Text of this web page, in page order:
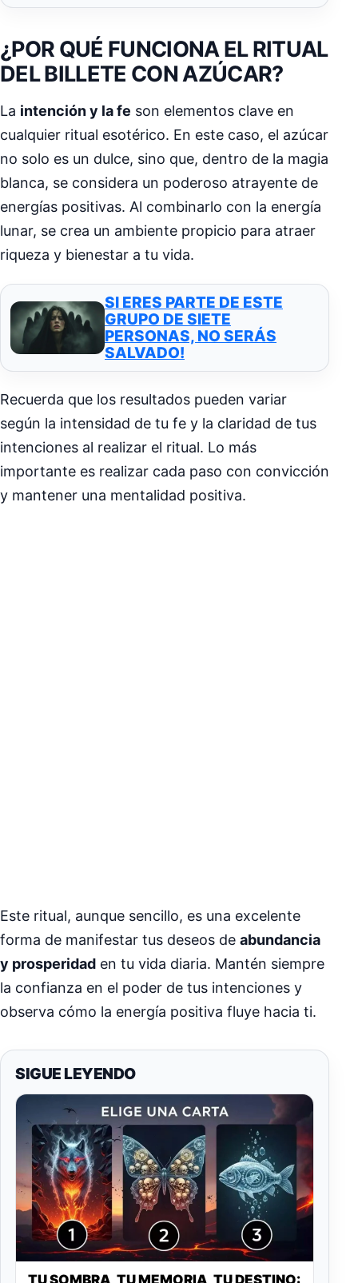
¿POR QUÉ FUNCIONA EL RITUAL
DEL BILLETE CON AZÚCAR?
La intención y la fe son elementos clave en
cualquier ritual esotérico. En este caso, el azúcar
no solo es un dulce, sino que, dentro de la magia
blanca, se considera un poderoso atrayente de
energías positivas. Al combinarlo con la energía
lunar, se crea un ambiente propicio para atraer
riqueza y bienestar a tu vida.
SI ERES PARTE DE ESTE
GRUPO DE SIETE
PERSONAS, NO SERÁS
SALVADO!
Recuerda que los resultados pueden variar
según la intensidad de tu fe y la claridad de tus
intenciones al realizar el ritual. Lo más
importante es realizar cada paso con convicción
y mantener una mentalidad positiva.
Este ritual, aunque sencillo, es una excelente
forma de manifestar tus deseos de abundancia
y prosperidad en tu vida diaria. Mantén siempre
la confianza en el poder de tus intenciones y
observa cómo la energía positiva fluye hacia ti.
SIGUE LEYENDO